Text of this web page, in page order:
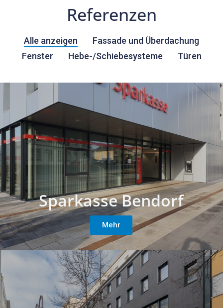
Referenzen
Alle anzeigen
Fassade und Überdachung
Fenster
Hebe-/Schiebesysteme Türen
Sparkasse Bendorf
Mehr